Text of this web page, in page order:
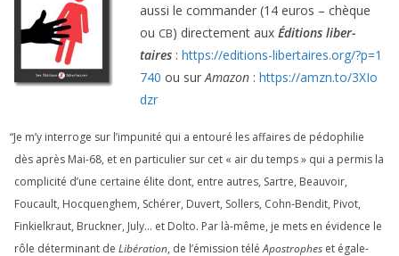
aus­si le com­man­der (14 euros – chèque
ou CB) direc­te­ment aux Éditions liber­
taires : https://​edi​tions​-liber​taires​.org/​?​p​=​1
740 ou sur Amazon : https://​amzn​.to/​3​X​I​o​
dzr
“Je m’y inter­roge sur l’impunité qui a entou­ré les affaires de pédo­phi­lie
dès après Mai-68, et en par­ti­cu­lier sur cet « air du temps » qui a per­mis la
com­pli­ci­té d’une cer­taine élite dont, entre autres, Sartre, Beauvoir,
Foucault, Hocquenghem, Schérer, Duvert, Sollers, Cohn-Bendit, Pivot,
Finkielkraut, Bruckner, July… et Dolto. Par là-même, je mets en évi­dence le
rôle déter­mi­nant de Libération, de l’émission téléApostrophes et éga­le­